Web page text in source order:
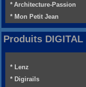
* Architecture-Passion
* Mon Petit Jean
Produits DIGITAL
* Lenz
* Digirails